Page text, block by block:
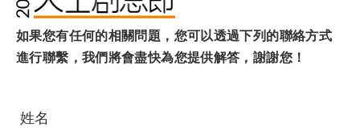
如果您有任何的相關問題，您可以透過下列的聯絡方式
進行聯繫，我們將會盡快為您提供解答，謝謝您！
姓名